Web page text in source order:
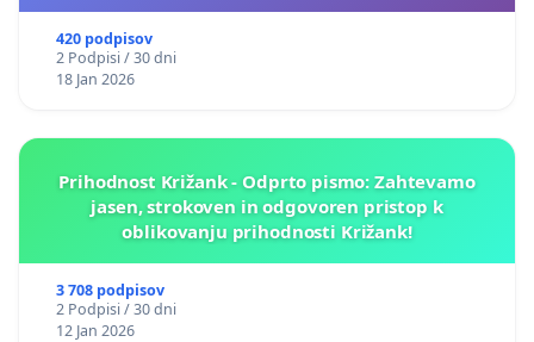
420 podpisov
2 Podpisi / 30 dni
18 Jan 2026
Prihodnost Križank - Odprto pismo: Zahtevamo
jasen, strokoven in odgovoren pristop k
oblikovanju prihodnosti Križank!
3 708 podpisov
2 Podpisi / 30 dni
12 Jan 2026